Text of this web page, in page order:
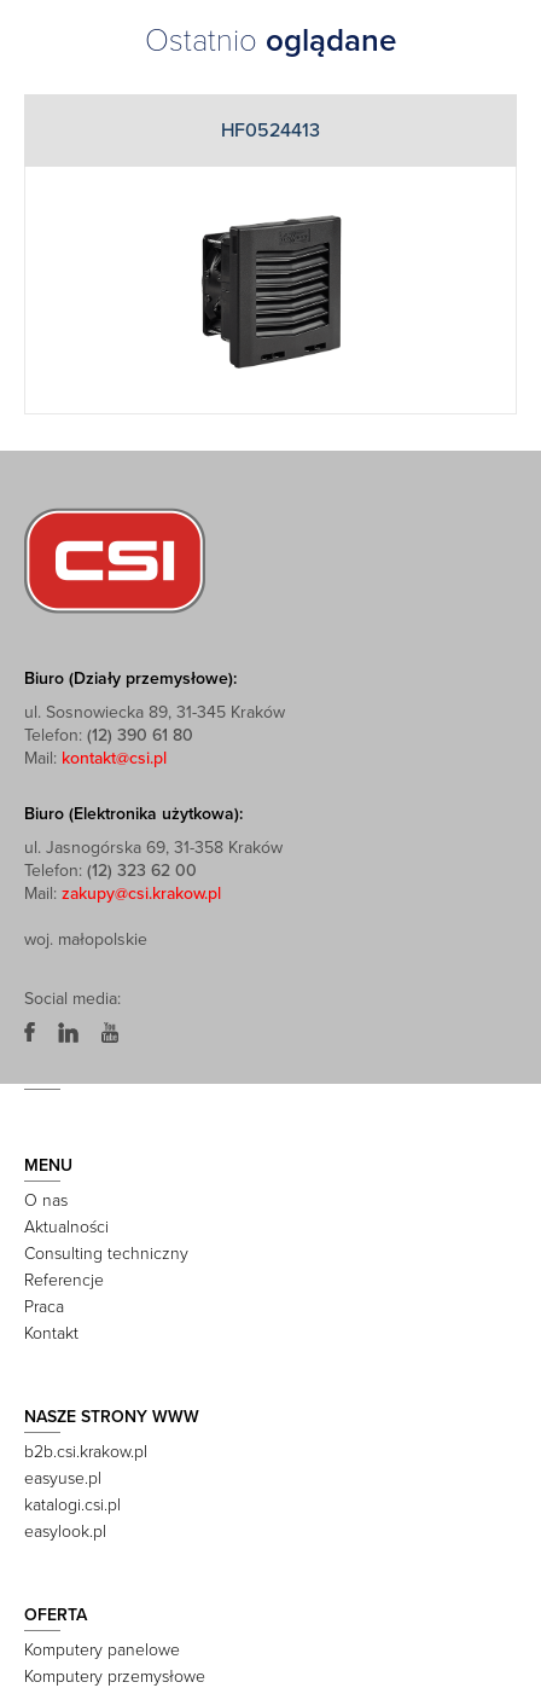
Ostatnio oglądane
HF0524413
Biuro (Działy przemysłowe):
ul. Sosnowiecka 89, 31-345 Kraków
Telefon: (12) 390 61 80
Mail: kontakt@csi.pl
Biuro (Elektronika użytkowa):
ul. Jasnogórska 69, 31-358 Kraków
Telefon: (12) 323 62 00
Mail: zakupy@csi.krakow.pl
woj. małopolskie
Social media:
MENU
O nas
Aktualności
Consulting techniczny
Referencje
Praca
Kontakt
NASZE STRONY WWW
b2b.csi.krakow.pl
easyuse.pl
katalogi.csi.pl
easylook.pl
OFERTA
Komputery panelowe
Komputery przemysłowe